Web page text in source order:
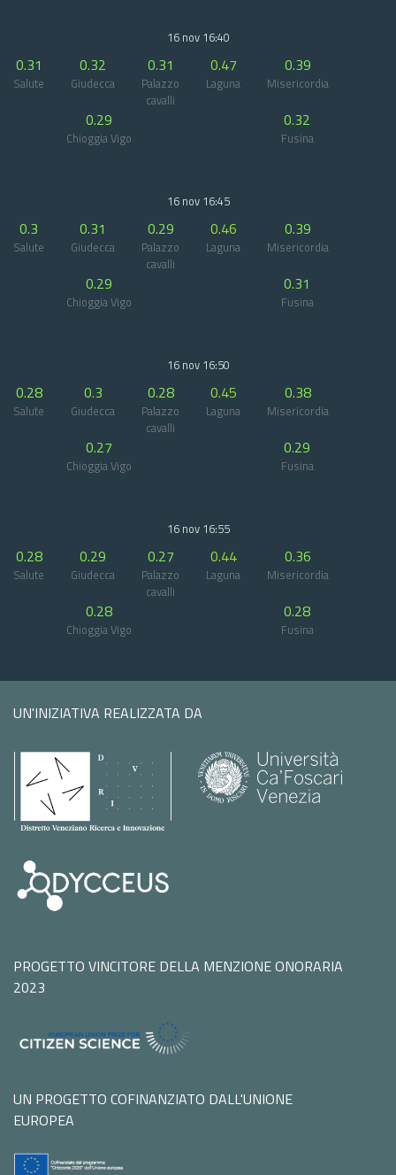
16 nov 16:40
0.31
Salute
0.32
Giudecca
0.31
Palazzo
cavalli
0.47
Laguna
0.39
Misericordia
0.29
Chioggia Vigo
0.32
Fusina
16 nov 16:45
0.3
Salute
0.31
Giudecca
0.29
Palazzo
cavalli
0.46
Laguna
0.39
Misericordia
0.29
Chioggia Vigo
0.31
Fusina
16 nov 16:50
0.28
Salute
0.3
Giudecca
0.28
Palazzo
cavalli
0.45
Laguna
0.38
Misericordia
0.27
Chioggia Vigo
0.29
Fusina
16 nov 16:55
0.28
Salute
0.29
Giudecca
0.27
Palazzo
cavalli
0.44
Laguna
0.36
Misericordia
0.28
Chioggia Vigo
0.28
Fusina
UN'INIZIATIVA REALIZZATA DA
PROGETTO VINCITORE DELLA MENZIONE ONORARIA
2023
UN PROGETTO COFINANZIATO DALL'UNIONE
EUROPEA